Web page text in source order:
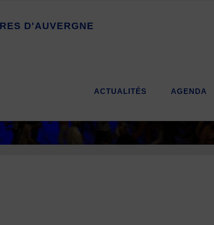
RES D'AUVERGNE
ACTUALITÉS AGENDA